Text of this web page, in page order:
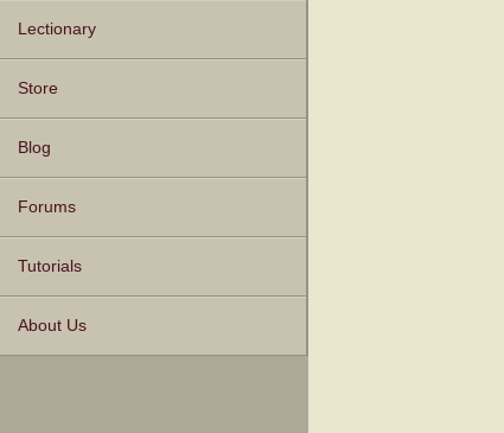
Lectionary
Store
Blog
Forums
Tutorials
About Us